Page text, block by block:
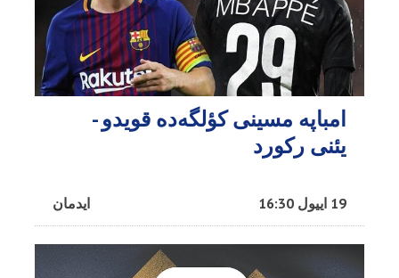
امباپه مسینی کؤلگه‌ده قویدو -
یئنی رکورد
ایدمان 19 اییول 16:30